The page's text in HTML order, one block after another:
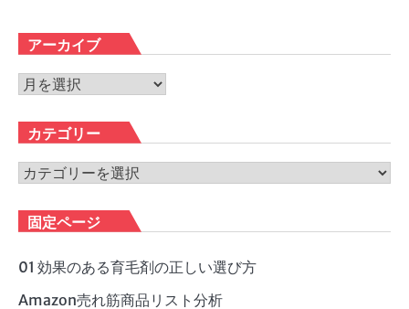
アーカイブ
ア
カ
イ
ブ
カテゴリー
カ
ゴ
リ
ー
固定ページ
01 効果のある育毛剤の正しい選び方
Amazon売れ筋商品リスト分析